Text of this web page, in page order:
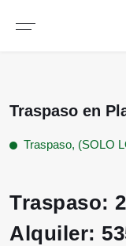
Traspaso en
Traspaso, (SOLO
Traspaso:
Alquiler: